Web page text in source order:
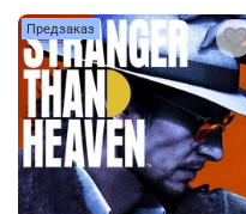
Предзаказ